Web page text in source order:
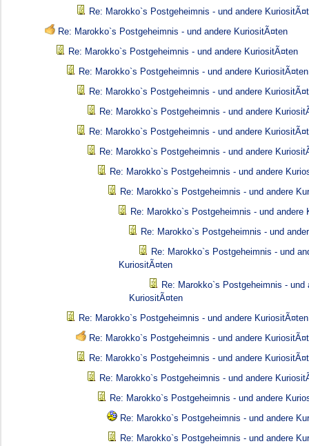
Re: Marokko`s Postgeheimnis - und andere
Re: Marokko`s Postgeheimnis - und andere KuriositÃ¤ten
Re: Marokko`s Postgeheimnis - und andere KuriositÃ¤ten
Re: Marokko`s Postgeheimnis - und andere KuriositÃ¤ten
Re: Marokko`s Postgeheimnis - und andere
Re: Marokko`s Postgeheimnis - und andere
Re: Marokko`s Postgeheimnis - und andere
Re: Marokko`s Postgeheimnis - und andere
Re: Marokko`s Postgeheimnis - und andere
Re: Marokko`s Postgeheimnis - und andere
Re: Marokko`s Postgeheimnis - und andere
Re: Marokko`s Postgeheimnis - und
Re: Marokko`s Postgeheimnis - und
KuriositÃ¤ten
Re: Marokko`s Postgeheimnis - und
KuriositÃ¤ten
Re: Marokko`s Postgeheimnis - und andere KuriositÃ¤ten
Re: Marokko`s Postgeheimnis - und andere
Re: Marokko`s Postgeheimnis - und andere
Re: Marokko`s Postgeheimnis - und andere
Re: Marokko`s Postgeheimnis - und andere
Re: Marokko`s Postgeheimnis - und andere
Re: Marokko`s Postgeheimnis - und andere